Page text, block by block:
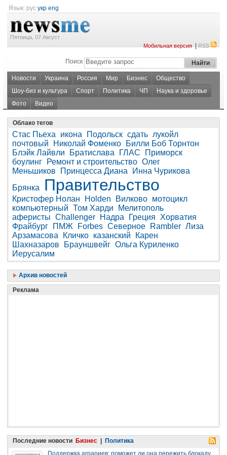
Язык: рус укр eng
Пятница, 07 Август
Мобильная версия|RSS
Поиск
Новости Украина Россия Мир Бизнес
Общество
Шоу-биз и культура
Спорт Политика ЧП
Наука и здоровье
Фото
Видео
Облако тегов
Стас Пьеха икона Подольск сдать лукойл
почтовый
Николай Фоменко
Билли Боб Торнтон
Блэйк Лайвли
Братислава ГЛАС
Приморск
боулинг
Ремонт и строительство Олег
Меньшиков
Принцесса Диана
Инна Чурикова
Брянка
Правительство
Кристофер Нолан Holden Вилково мотоцикл
компьютерный Том Харди
Мелитополь
аферисты Challenger Надра Греция
Хорватия
Фрайбург
ПМЖ Forbes Северное Rambler Лиза
Арзамасова
Кличко казанский
Карен
Шахназаров
Брауншвейг Ольга Куриленко
Иерусалим
Архив новостей
Реклама
Последние новости Бизнес
Политика
Поддержка аграриев: поможет ли она пережить блокаду